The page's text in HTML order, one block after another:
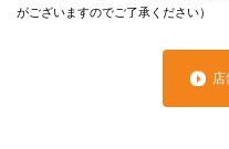
がございますのでご了承ください）